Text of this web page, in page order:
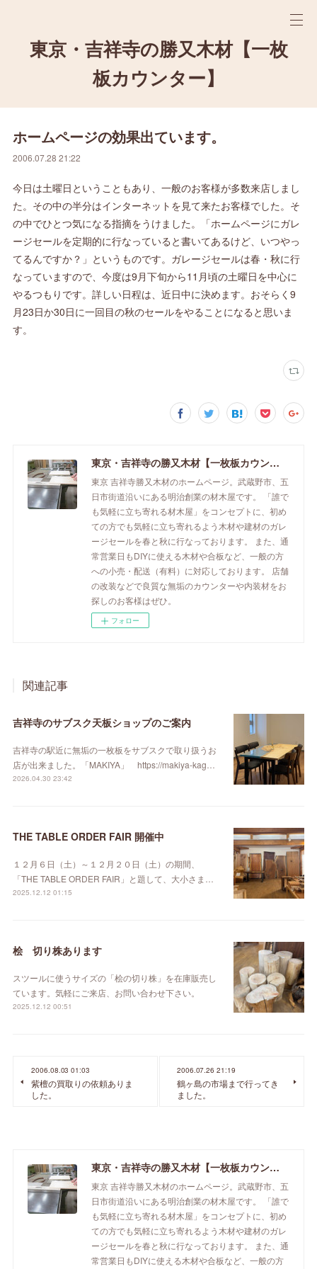
東京・吉祥寺の勝又木材【一枚
板カウンター】
ホームページの効果出ています。
2006.07.28 21:22
今日は土曜日ということもあり、一般のお客様が多数来店しまし
た。その中の半分はインターネットを見て来たお客様でした。そ
の中でひとつ気になる指摘をうけました。「ホームページにガレ
ージセールを定期的に行なっていると書いてあるけど、いつやっ
てるんですか？」というものです。ガレージセールは春・秋に行
なっていますので、今度は9月下旬から11月頃の土曜日を中心に
やるつもりです。詳しい日程は、近日中に決めます。おそらく9
月23日か30日に一回目の秋のセールをやることになると思いま
す。
東京・吉祥寺の勝又木材【一枚板カウンター】
東京 吉祥寺勝又木材のホームページ。武蔵野市、五
日市街道沿いにある明治創業の材木屋です。 「誰で
も気軽に立ち寄れる材木屋」をコンセプトに、初め
ての方でも気軽に立ち寄れるよう木材や建材のガレ
ージセールを春と秋に行なっております。 また、通
常営業日もDIYに使える木材や合板など、一般の方
への小売・配送（有料）に対応しております。 店舗
の改装などで良質な無垢のカウンターや内装材をお
探しのお客様はぜひ。
フォロー
関連記事
吉祥寺のサブスク天板ショップのご案内
吉祥寺の駅近に無垢の一枚板をサブスクで取り扱うお
店が出来ました。「MAKIYA」 https://makiya-kag…
2026.04.30 23:42
THE TABLE ORDER FAIR 開催中
１２月６日（土）～１２月２０日（土）の期間、
「THE TABLE ORDER FAIR」と題して、大小さま…
2025.12.12 01:15
桧 切り株あります
スツールに使うサイズの「桧の切り株」を在庫販売し
ています。気軽にご来店、お問い合わせ下さい。
2025.12.12 00:51
2006.08.03 01:03
紫檀の買取りの依頼ありま
した。
2006.07.26 21:19
鶴ヶ島の市場まで行ってき
ました。
東京・吉祥寺の勝又木材【一枚板カウンター】
東京 吉祥寺勝又木材のホームページ。武蔵野市、五
日市街道沿いにある明治創業の材木屋です。 「誰で
も気軽に立ち寄れる材木屋」をコンセプトに、初め
ての方でも気軽に立ち寄れるよう木材や建材のガレ
ージセールを春と秋に行なっております。 また、通
常営業日もDIYに使える木材や合板など、一般の方